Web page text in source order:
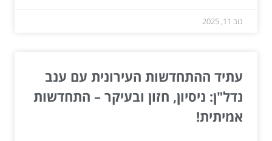
נוב 11, 2025
עתיד ההתחדשות העירונית עם ענב
נדל"ן: ניסיון, חזון ובעיקר – התחדשות
אמיתית!